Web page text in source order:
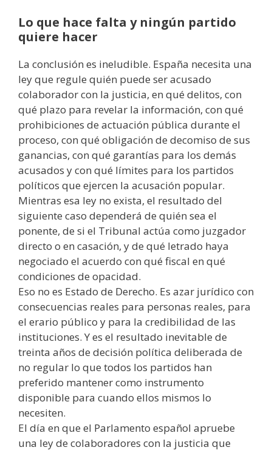
Lo que hace falta y ningún partido
quiere hacer
La conclusión es ineludible. España necesita una
ley que regule quién puede ser acusado
colaborador con la justicia, en qué delitos, con
qué plazo para revelar la información, con qué
prohibiciones de actuación pública durante el
proceso, con qué obligación de decomiso de sus
ganancias, con qué garantías para los demás
acusados y con qué límites para los partidos
políticos que ejercen la acusación popular.
Mientras esa ley no exista, el resultado del
siguiente caso dependerá de quién sea el
ponente, de si el Tribunal actúa como juzgador
directo o en casación, y de qué letrado haya
negociado el acuerdo con qué fiscal en qué
condiciones de opacidad.
Eso no es Estado de Derecho. Es azar jurídico con
consecuencias reales para personas reales, para
el erario público y para la credibilidad de las
instituciones. Y es el resultado inevitable de
treinta años de decisión política deliberada de
no regular lo que todos los partidos han
preferido mantener como instrumento
disponible para cuando ellos mismos lo
necesiten.
El día en que el Parlamento español apruebe
una ley de colaboradores con la justicia que